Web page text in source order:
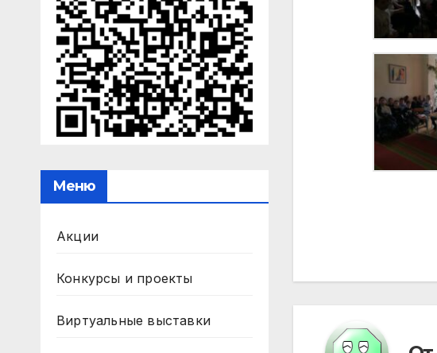
Меню
Акции
Конкурсы и проекты
Виртуальные выставки
записям